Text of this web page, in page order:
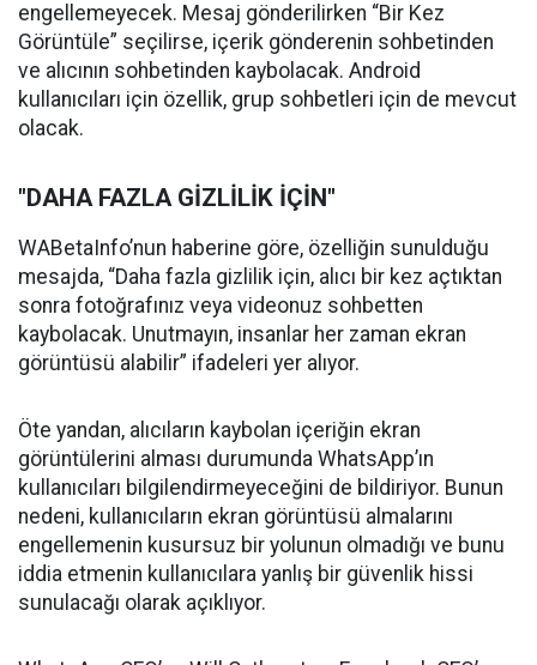
engellemeyecek. Mesaj gönderilirken “Bir Kez
Görüntüle” seçilirse, içerik gönderenin sohbetinden
ve alıcının sohbetinden kaybolacak. Android
kullanıcıları için özellik, grup sohbetleri için de mevcut
olacak.
"DAHA FAZLA GİZLİLİK İÇİN"
WABetaInfo’nun haberine göre, özelliğin sunulduğu
mesajda, “Daha fazla gizlilik için, alıcı bir kez açtıktan
sonra fotoğrafınız veya videonuz sohbetten
kaybolacak. Unutmayın, insanlar her zaman ekran
görüntüsü alabilir” ifadeleri yer alıyor.
Öte yandan, alıcıların kaybolan içeriğin ekran
görüntülerini alması durumunda WhatsApp’ın
kullanıcıları bilgilendirmeyeceğini de bildiriyor. Bunun
nedeni, kullanıcıların ekran görüntüsü almalarını
engellemenin kusursuz bir yolunun olmadığı ve bunu
iddia etmenin kullanıcılara yanlış bir güvenlik hissi
sunulacağı olarak açıklıyor.